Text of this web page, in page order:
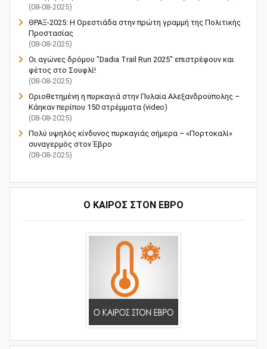
(08-08-2025)
ΘΡΑΞ-2025: Η Ορεστιάδα στην πρώτη γραμμή της Πολιτικής
Προστασίας
(08-08-2025)
Οι αγώνες δρόμου "Dadia Trail Run 2025" επιστρέφουν και
φέτος στο Σουφλί!
(08-08-2025)
Οριοθετημένη η πυρκαγιά στην Πυλαία Αλεξανδρούπολης –
Κάηκαν περίπου 150 στρέμματα (video)
(08-08-2025)
Πολύ υψηλός κίνδυνος πυρκαγιάς σήμερα – «Πορτοκαλί»
συναγερμός στον Έβρο
(08-08-2025)
Ο ΚΑΙΡΟΣ ΣΤΟΝ ΕΒΡΟ